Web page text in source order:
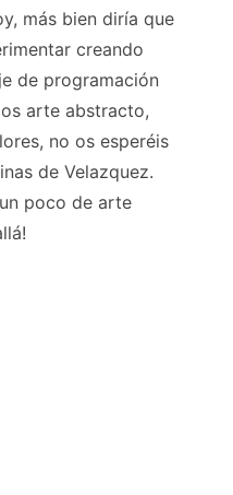
más bien diría que
creando
de programación
arte abstracto,
no os esperéis
de Velazquez.
poco de arte